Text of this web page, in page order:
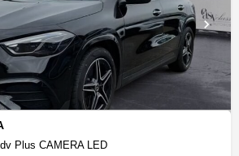
Plus CAMERA LED